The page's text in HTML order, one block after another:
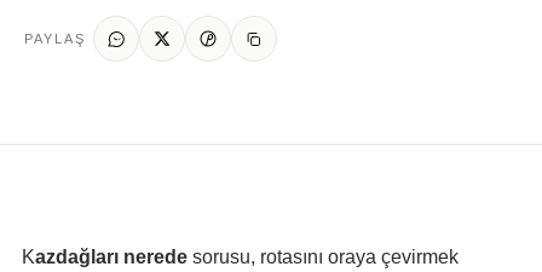
PAYLAŞ
Kazdağları nerede sorusu, rotasını oraya çevirmek